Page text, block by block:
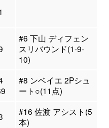
#6 下山 ディフェン
スリバウンド(1-9-
10)
#8 ンベイエ 2Pシュ
ート○(11点)
#16 佐渡 アシスト(5
本)